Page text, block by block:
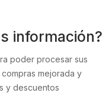
información?
poder procesar sus
mejorada y
y descuentos